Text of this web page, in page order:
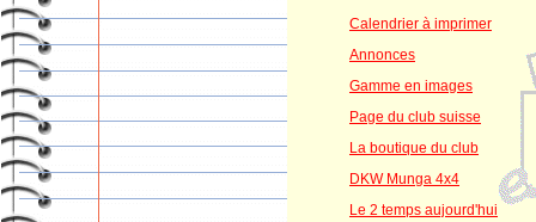
Calendrier à imprimer
Annonces
Gamme en images
Page du club suisse
La boutique du club
DKW Munga 4x4
Le 2 temps aujourd'hui